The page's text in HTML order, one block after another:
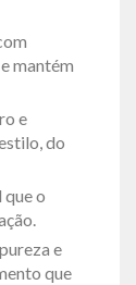
mantém
e
do
o
e
que